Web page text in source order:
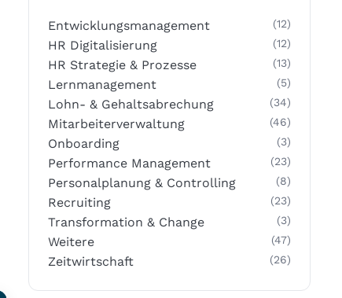
Entwicklungsmanagement (12)
HR Digitalisierung (12)
HR Strategie & Prozesse (13)
Lernmanagement (5)
Lohn- & Gehaltsabrechung (34)
Mitarbeiterverwaltung (46)
Onboarding (3)
Performance Management (23)
Personalplanung & Controlling (8)
Recruiting (23)
Transformation & Change (3)
Weitere (47)
Zeitwirtschaft (26)